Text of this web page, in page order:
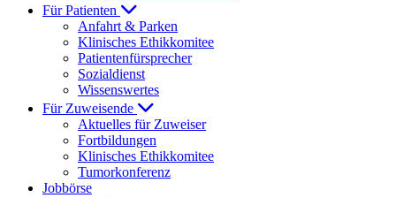
Für Patienten
Anfahrt & Parken
Klinisches Ethikkomitee
Patientenfürsprecher
Sozialdienst
Wissenswertes
Für Zuweisende
Aktuelles für Zuweiser
Fortbildungen
Klinisches Ethikkomitee
Tumorkonferenz
Jobbörse